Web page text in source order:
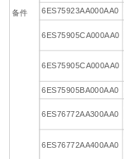
备件
6ES75923AA000AA0
6ES75905CA000AA0
6ES75905CA000AA0
6ES75905BA000AA0
6ES76772AA300AA0
6ES76772AA400AA0